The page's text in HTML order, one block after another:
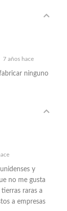
7 años hace
ninguno
y
no me gusta
raras a
a empresas